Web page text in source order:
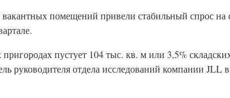
помещений привели стабильный спрос на
пустует 104 тыс. кв. м или 3,5%
руководителя отдела исследований компании JLL